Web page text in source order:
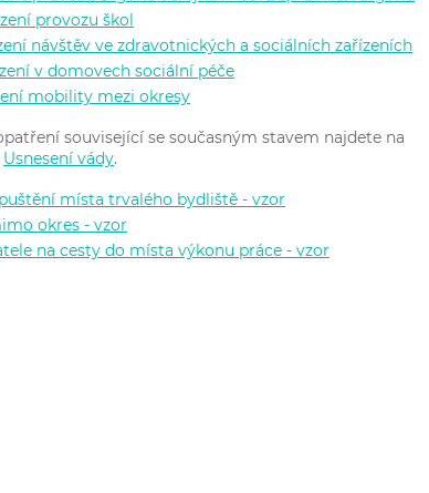
provozu škol
návštěv ve zdravotnických a sociálních zařízeních
v domovech sociální péče
mobility mezi okresy
související se současným stavem najdete na
Usnesení vády.
místa trvalého bydliště - vzor
okres - vzor
na cesty do místa výkonu práce - vzor